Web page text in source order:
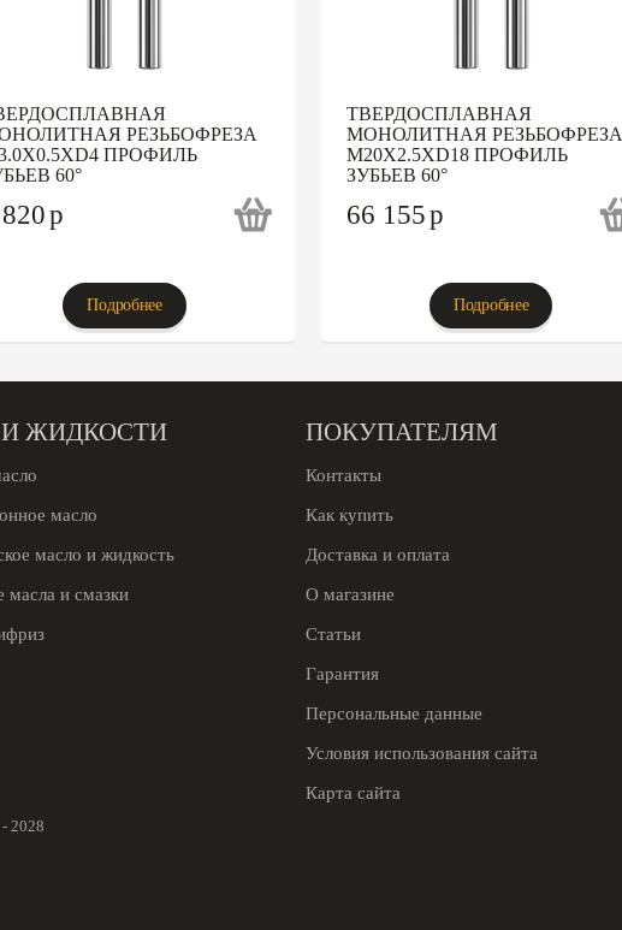
РЕЗЬБОФРЕЗА
ПРОФИЛЬ
60°
820p
Подробнее
ТВЕРДОСПЛАВНАЯ
МОНОЛИТНАЯ РЕЗЬБОФРЕЗА
M20X2.5XD18 ПРОФИЛЬ
ЗУБЬЕВ 60°
66 155p
Подробнее
ЖИДКОСТИ
масло
масло и жидкость
масла и смазки
ПОКУПАТЕЛЯМ
Контакты
Как купить
Доставка и оплата
О магазине
Статьи
Гарантия
Персональные данные
Условия использования сайта
Карта сайта
2028